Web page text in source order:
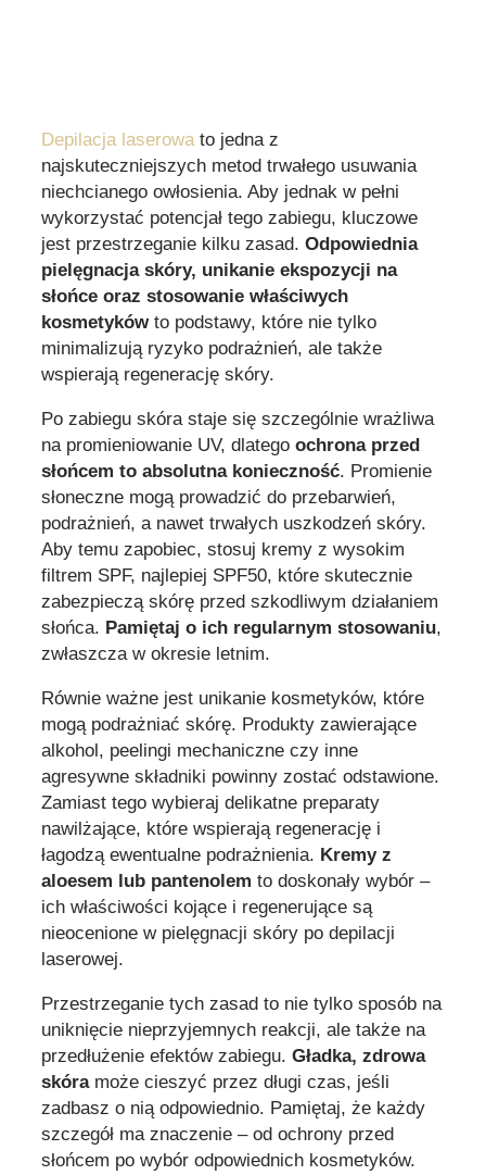
Depilacja laserowato jedna z
najskuteczniejszych metod trwałego usuwania
niechcianego owłosienia. Aby jednak w pełni
wykorzystać potencjał tego zabiegu, kluczowe
jest przestrzeganie kilku zasad. Odpowiednia
pielęgnacja skóry, unikanie ekspozycji na
słońce oraz stosowanie właściwych
kosmetykówto podstawy, które nie tylko
minimalizują ryzyko podrażnień, ale także
wspierają regenerację skóry.
Po zabiegu skóra staje się szczególnie wrażliwa
na promieniowanie UV, dlatego ochrona przed
słońcem to absolutna konieczność. Promienie
słoneczne mogą prowadzić do przebarwień,
podrażnień, a nawet trwałych uszkodzeń skóry.
Aby temu zapobiec, stosuj kremy z wysokim
filtrem SPF, najlepiej SPF50, które skutecznie
zabezpieczą skórę przed szkodliwym działaniem
słońca. Pamiętaj o ich regularnym stosowaniu,
zwłaszcza w okresie letnim.
Równie ważne jest unikanie kosmetyków, które
mogą podrażniać skórę. Produkty zawierające
alkohol, peelingi mechaniczne czy inne
agresywne składniki powinny zostać odstawione.
Zamiast tego wybieraj delikatne preparaty
nawilżające, które wspierają regenerację i
łagodzą ewentualne podrażnienia. Kremy z
aloesem lub pantenolem to doskonały wybór –
ich właściwości kojące i regenerujące są
nieocenione w pielęgnacji skóry po depilacji
laserowej.
Przestrzeganie tych zasad to nie tylko sposób na
uniknięcie nieprzyjemnych reakcji, ale także na
przedłużenie efektów zabiegu. Gładka, zdrowa
skóramoże cieszyć przez długi czas, jeśli
zadbasz o nią odpowiednio. Pamiętaj, że każdy
szczegół ma znaczenie – od ochrony przed
słońcem po wybór odpowiednich kosmetyków.